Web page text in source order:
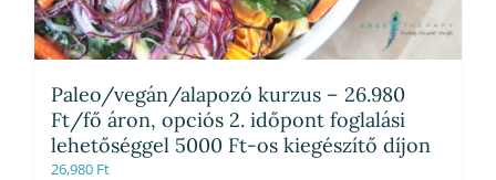
Paleo/vegán/alapozó kurzus – 26.980
Ft/fő áron, opciós 2. időpont foglalási
lehetőséggel 5000 Ft-os kiegészítő díjon
26,980 Ft